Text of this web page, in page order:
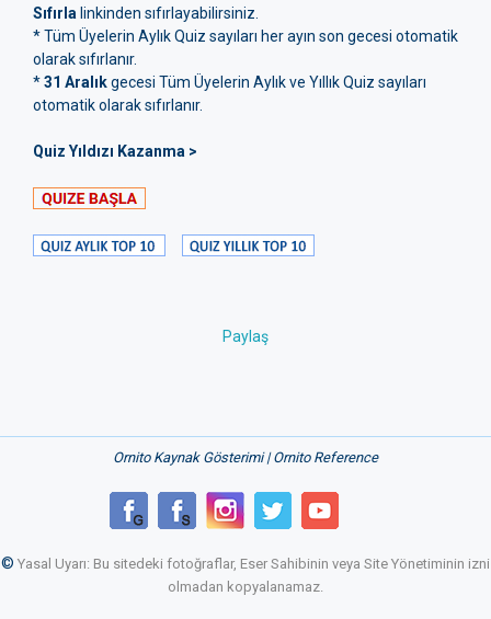
Sıfırla linkinden sıfırlayabilirsiniz.
* Tüm Üyelerin Aylık Quiz sayıları her ayın son gecesi otomatik
olarak sıfırlanır.
*31 Aralıkgecesi Tüm Üyelerin Aylık ve Yıllık Quiz sayıları
otomatik olarak sıfırlanır.
Quiz Yıldızı Kazanma >
Paylaş
Ornito Kaynak Gösterimi | Ornito Reference
© Yasal Uyarı: Bu sitedeki fotoğraflar, Eser Sahibinin veya Site Yönetiminin izni
olmadan kopyalanamaz.